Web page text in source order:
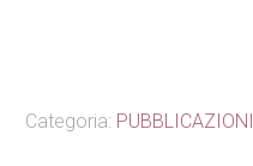
Categoria: PUBBLICAZIONI